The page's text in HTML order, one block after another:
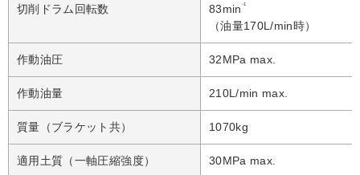
切削ドラム回転数 83min -1
（油量170L/min時）
作動油圧 32MPa max.
作動油量 210L/min max.
質量（ブラケット共） 1070kg
適用土質（一軸圧縮強度） 30MPa max.